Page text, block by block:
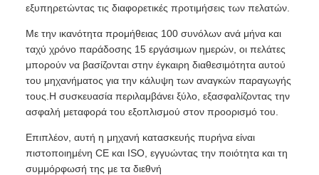
εξυπηρετώντας τις διαφορετικές προτιμήσεις των πελατών.
Με την ικανότητα προμήθειας 100 συνόλων ανά μήνα και
ταχύ χρόνο παράδοσης 15 εργάσιμων ημερών, οι πελάτες
μπορούν να βασίζονται στην έγκαιρη διαθεσιμότητα αυτού
του μηχανήματος για την κάλυψη των αναγκών παραγωγής
τους.Η συσκευασία περιλαμβάνει ξύλο, εξασφαλίζοντας την
ασφαλή μεταφορά του εξοπλισμού στον προορισμό του.
Επιπλέον, αυτή η μηχανή κατασκευής πυρήνα είναι
πιστοποιημένη CE και ISO, εγγυώντας την ποιότητα και τη
συμμόρφωσή της με τα διεθνή